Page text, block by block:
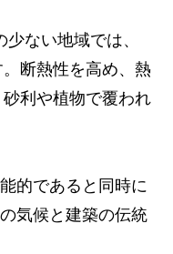
ない地域では、
断熱性を高め、熱
利や植物で覆われ
的であると同時に
気候と建築の伝統